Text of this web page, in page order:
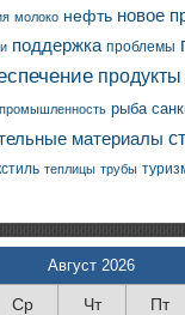
молоко нефть новое
поддержка проблемы
продукты
промышленность рыба
материалы
теплицы трубы
Август 2026
Ср Чт Пт